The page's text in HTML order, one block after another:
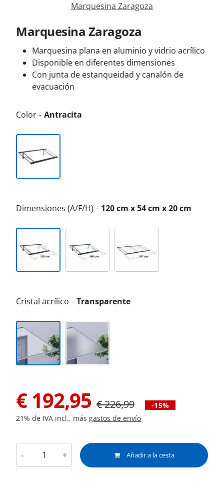
Marquesina Zaragoza
Marquesina Zaragoza
Marquesina plana en aluminio y vidrio acrílico
Disponible en diferentes dimensiones
Con junta de estanqueidad y canalón de
evacuación
Color Antracita
Dimensiones (A/F/H) 120 cm x 54 cm x 20 cm
Cristal acrílico Transparente
€192,95 €226,99
-15%
21% de IVA incl., más gastos de envío
- + Añadir a la cesta